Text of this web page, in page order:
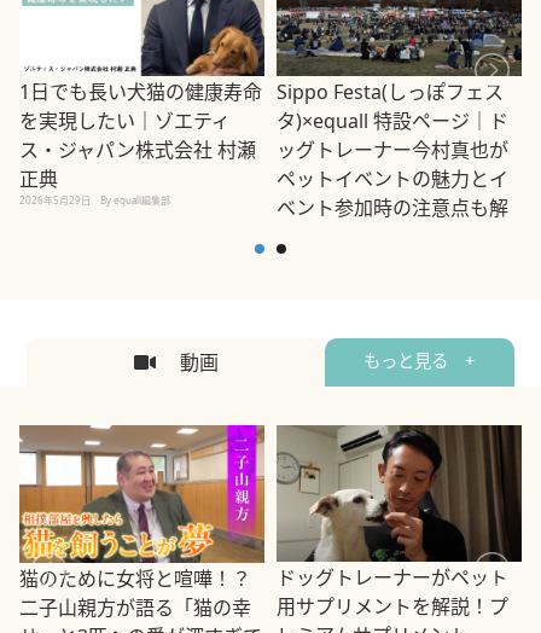
1日でも長い犬猫の健康寿命
を実現したい｜ゾエティ
ス・ジャパン株式会社 村瀬
正典
2026年5月29日 By equall編集部
Sippo Festa(しっぽフェス
タ)×equall 特設ページ｜ド
ッグトレーナー今村真也が
ペットイベントの魅力とイ
ベント参加時の注意点も解
2026年5月12日
動画 もっと見る +
猫のために女将と喧嘩！？
二子山親方が語る「猫の幸
ドッグトレーナーがペット
用サプリメントを解説！プ